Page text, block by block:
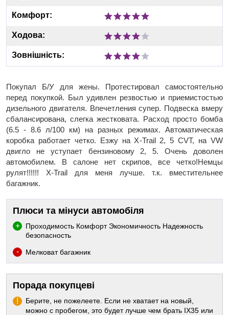
Комфорт:
Ходова:
Зовнішність:
Покупал Б/У для жены. Протестировал самостоятельно
перед покупкой. Был удивлен резвостью и приемистостью
дизельного двигателя. Впечетления супер. Подвеска вмеру
сбалансирована, слегка жестковата. Расход просто бомба
(6.5 - 8.6 л/100 км) на разных режимах. Автоматическая
коробка работает четко. Езжу на Х-Trail 2, 5 CVT, на VW
двигло не уступает бензиновому 2, 5. Очень доволен
автомобилем. В салоне нет скрипов, все четко!Немцы
рулят!!!!!! Х-Trail для меня лучше. т.к. вместительнее
багажник.
Плюси та мінуси автомобіля
Проходимость Комфорт Экономичность Надежность
безопасность
Мелковат багажник
Порада покупцеві
Берите, не пожелеете. Если не хватает на новый,
можно с пробегом, это будет лучше чем брать IX35 или